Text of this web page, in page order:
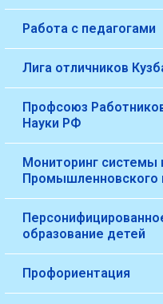
Работа с педагогами
Лига отличников
Профсоюз
Науки РФ
Мониторинг системы
Промышленновского
образование детей
Профориентация